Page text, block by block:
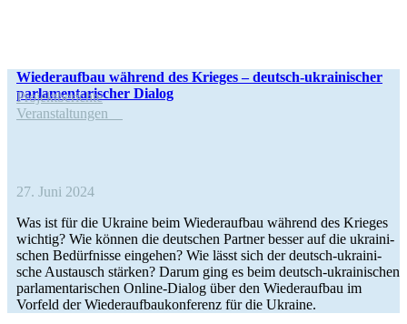
Wie­der­auf­bau während des Krieges – deutsch-ukrai­­ni­­scher
par­la­men­ta­ri­scher Dialog
Pro­jekt­be­richte
Ver­an­stal­tun­gen
27. Juni 2024
Was ist für die Ukraine beim Wie­der­auf­bau während des Krieges
wichtig? Wie können die deut­schen Partner besser auf die ukrai­ni­
schen Bedürf­nisse ein­ge­hen? Wie lässt sich der deutsch-ukrai­­ni­­
sche Aus­tausch stärken? Darum ging es beim deutsch-ukrai­­ni­­schen
par­la­men­ta­ri­schen Online-Dialog über den Wie­der­auf­bau im
Vorfeld der Wie­der­auf­bau­kon­fe­renz für die Ukraine.